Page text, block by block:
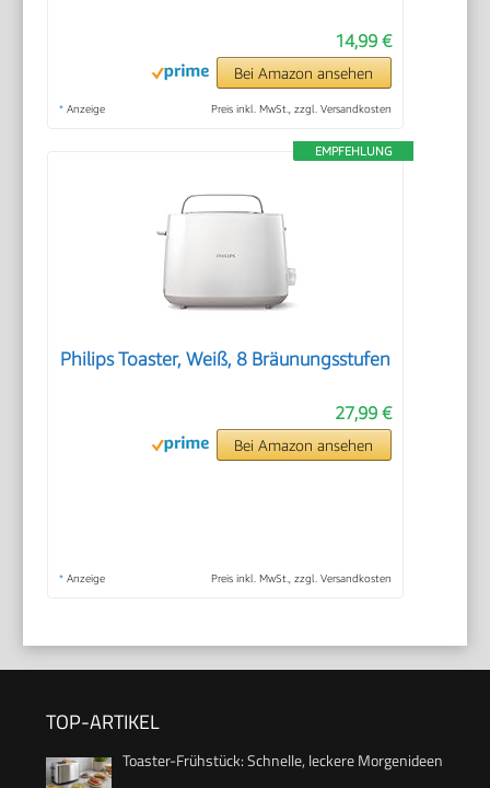
14,99 €
Bei Amazon ansehen
* Anzeige Preis inkl. MwSt., zzgl. Versandkosten
EMPFEHLUNG
Philips Toaster, Weiß, 8 Bräunungsstufen
27,99 €
Bei Amazon ansehen
* Anzeige Preis inkl. MwSt., zzgl. Versandkosten
TOP-ARTIKEL
Toaster-Frühstück: Schnelle, leckere Morgenideen